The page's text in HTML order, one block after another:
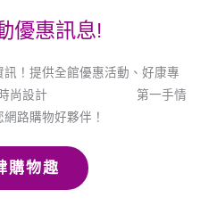
優惠訊息!
！提供全館優惠活動、好康專
時尚設計
第一手情
路購物好夥伴！
購物趣